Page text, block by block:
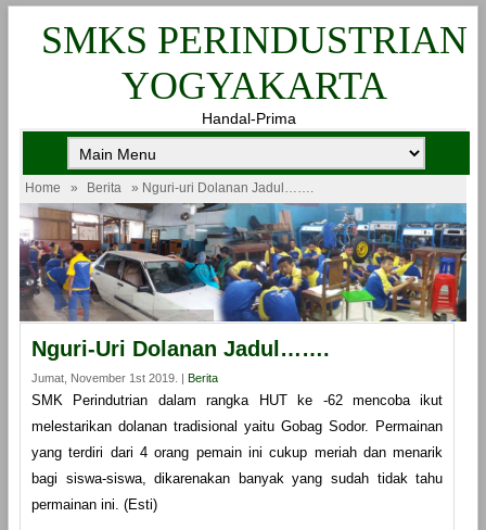
SMKS PERINDUSTRIAN
YOGYAKARTA
Handal-Prima
Home » Berita » Nguri-uri Dolanan Jadul…….
Nguri-Uri Dolanan Jadul…….
Jumat, November 1st 2019. | Berita
SMK Perindutrian dalam rangka HUT ke -62 mencoba ikut
melestarikan dolanan tradisional yaitu Gobag Sodor. Permainan
yang terdiri dari 4 orang pemain ini cukup meriah dan menarik
bagi siswa-siswa, dikarenakan banyak yang sudah tidak tahu
permainan ini. (Esti)